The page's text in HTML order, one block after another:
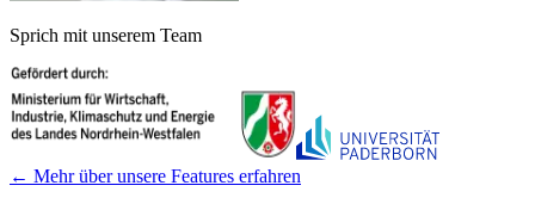
Sprich mit unserem Team
← Mehr über unsere Features erfahren